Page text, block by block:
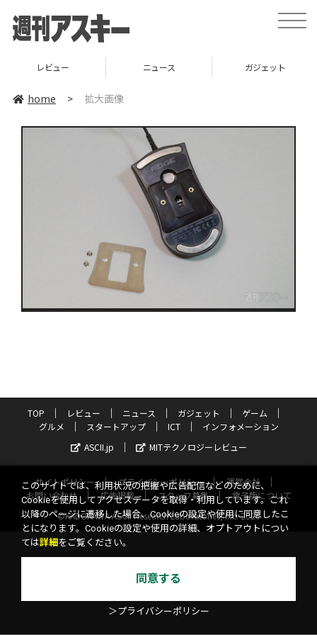
toggle
レビュー ニュース ガジェット
home > 拡大画像
TOP レビュー ニュース ガジェット
ゲーム
グルメ
スタートアップ ICT
インフォメーション
ASCII.jp
MITテクノロジーレビュー
サイトポリシー プライバシーポリシー
運営会社
お問い合わせ
広告掲載 スタッフ募集
電子版について
©KADOKAWA ASCII Research Laboratories, Inc. 2026
このサイトでは、利用状況の把握や広告配信などのために、
Cookieを使用してアクセスデータを取得・利用しています。これ
以降のページに遷移した場合、Cookieの設定や使用に同意したこ
とになります。Cookieの設定や使用の詳細、オプトアウトについ
ては詳細 をご覧ください。
同意する
＞プライバシーポリシー